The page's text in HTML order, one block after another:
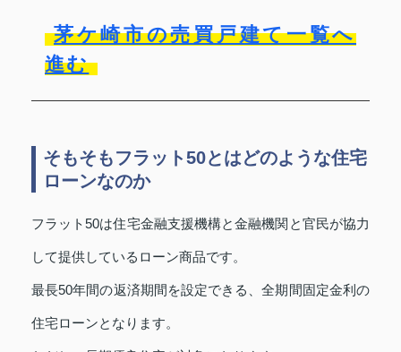
茅ケ崎市の売買戸建て一覧へ
進む
そもそもフラット50とはどのような住宅
ローンなのか
フラット50は住宅金融支援機構と金融機関と官民が協力
して提供しているローン商品です。
最長50年間の返済期間を設定できる、全期間固定金利の
住宅ローンとなります。